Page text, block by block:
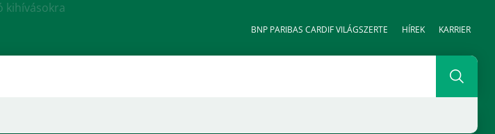
BNP PARIBAS CARDIF VILÁGSZERTE HÍREK KARRIER